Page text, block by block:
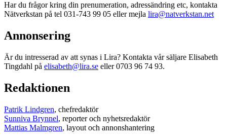
Har du frågor kring din prenumeration, adressändring etc, kontakta
Nätverkstan på tel 031-743 99 05 eller mejla lira@natverkstan.net
Annonsering
Är du intresserad av att synas i Lira? Kontakta vår säljare Elisabeth
Tingdahl på elisabeth@lira.se eller 0703 96 74 93.
Redaktionen
Patrik Lindgren, chefredaktör
Sunniva Brynnel, reporter och nyhetsredaktör
Mattias Malmgren, layout och annonshantering